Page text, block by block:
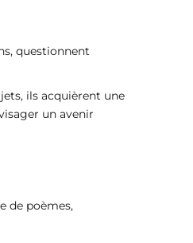
questionnent
ils acquièrent une
un avenir
de poèmes,